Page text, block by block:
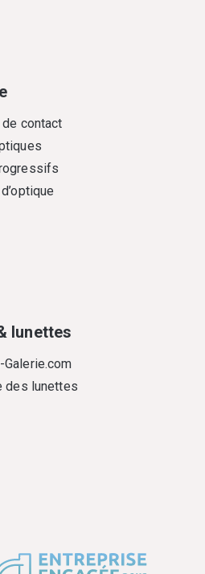
contact
lunettes
des lunettes